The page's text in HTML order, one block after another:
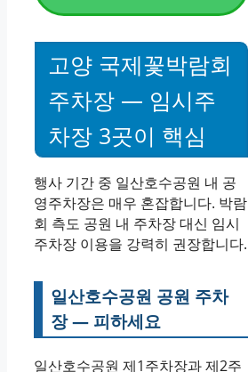
고양 국제꽃박람회
주차장 — 임시주
차장 3곳이 핵심
행사 기간 중 일산호수공원 내 공
영주차장은 매우 혼잡합니다. 박람
회 측도 공원 내 주차장 대신 임시
주차장 이용을 강력히 권장합니다.
일산호수공원 공원 주차
장 — 피하세요
일산호수공원 제1주차장과 제2주